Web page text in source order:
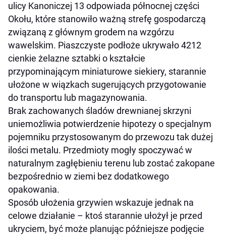
ulicy Kanoniczej 13 odpowiada północnej części
Okołu, które stanowiło ważną strefę gospodarczą
związaną z głównym grodem na wzgórzu
wawelskim. Piaszczyste podłoże ukrywało 4212
cienkie żelazne sztabki o kształcie
przypominającym miniaturowe siekiery, starannie
ułożone w wiązkach sugerujących przygotowanie
do transportu lub magazynowania.
Brak zachowanych śladów drewnianej skrzyni
uniemożliwia potwierdzenie hipotezy o specjalnym
pojemniku przystosowanym do przewozu tak dużej
ilości metalu. Przedmioty mogły spoczywać w
naturalnym zagłębieniu terenu lub zostać zakopane
bezpośrednio w ziemi bez dodatkowego
opakowania.
Sposób ułożenia grzywien wskazuje jednak na
celowe działanie – ktoś starannie ułożył je przed
ukryciem, być może planując późniejsze podjęcie